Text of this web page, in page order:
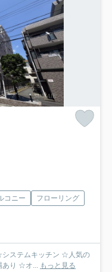
コニー
フローリング
ステムキッチン ☆人気の
あり ☆オ... もっと見る